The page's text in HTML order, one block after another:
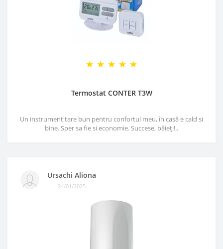
Termostat CONTER T3W
Un instrument tare bun pentru confortul meu, în casă e cald si
bine. Sper sa fie si economie. Succese, băieți!..
Ursachi Aliona
24/01/2025